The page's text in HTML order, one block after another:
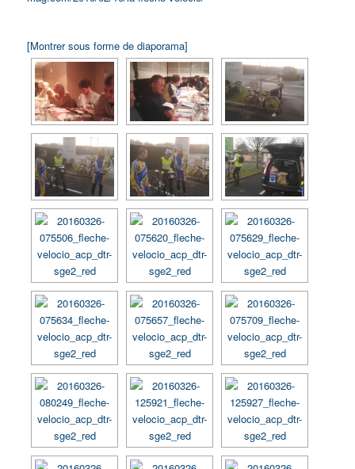
[Montrer sous forme de diaporama]